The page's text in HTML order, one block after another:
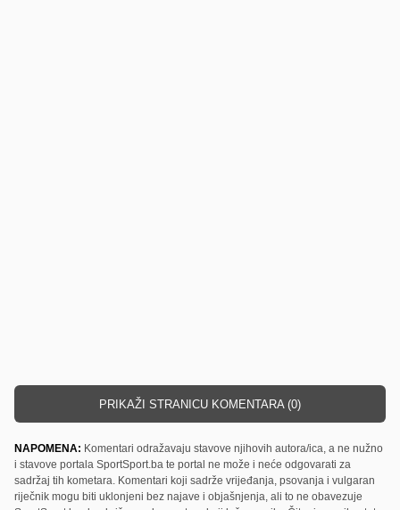
PRIKAŽI STRANICU KOMENTARA (0)
NAPOMENA: Komentari odražavaju stavove njihovih autora/ica, a ne nužno
i stavove portala SportSport.ba te portal ne može i neće odgovarati za
sadržaj tih kometara. Komentari koji sadrže vrijeđanja, psovanja i vulgaran
riječnik mogu biti uklonjeni bez najave i objašnjenja, ali to ne obavezuje